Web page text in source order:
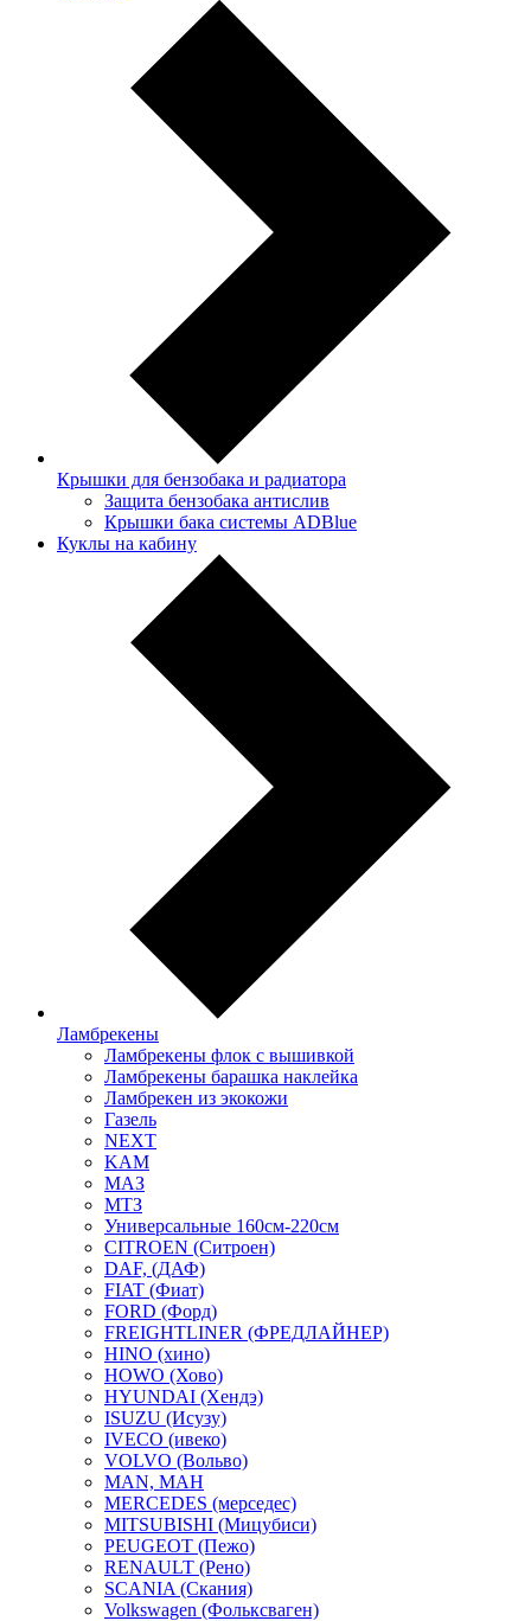
Крышки для бензобака и радиатора
Защита бензобака антислив
Крышки бака системы ADBlue
Куклы на кабину
Ламбрекены
Ламбрекены флок с вышивкой
Ламбрекены барашка наклейка
Ламбрекен из экокожи
Газель
NEXT
KAM
МАЗ
МТЗ
Универсальные 160см-220см
CITROEN (Ситроен)
DAF, (ДАФ)
FIAT (Фиат)
FORD (Форд)
FREIGHTLINER (ФРЕДЛАЙНЕР)
HINO (хино)
HOWO (Хово)
HYUNDAI (Хендэ)
ISUZU (Исузу)
IVECO (ивеко)
VOLVO (Вольво)
MAN, МАН
MERCEDES (мерседес)
MITSUBISHI (Мицубиси)
PEUGEOT (Пежо)
RENAULT (Рено)
SCANIA (Скания)
Volkswagen (Фольксваген)